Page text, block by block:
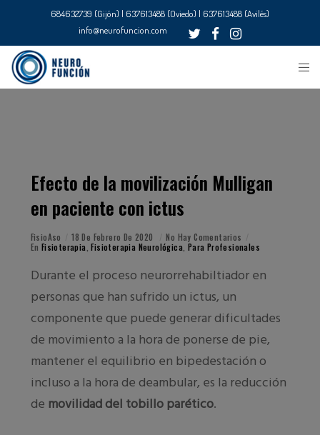
684632739 (Gijón) | 637613488 (Oviedo) | 637613488 (Avilés)
info@neurofuncion.com
Efecto de la movilización Mulligan
en paciente con ictus
FisioAso 18 De Febrero De 2020
No Hay Comentarios
En Fisioterapia ,Fisioterapia Neurológica Para Profesionales
Durante el proceso neurorrehabiltiador en
personas que han sufrido un ictus, un
componente que puede generar dificultades
de movimiento a la hora de ponerse de pie,
mantener el equilibrio en bipedestación o
incluso a la hora de deambular, es la reducción
de movilidad del tobillo parético.